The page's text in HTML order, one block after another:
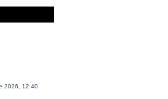
2026, 12:40